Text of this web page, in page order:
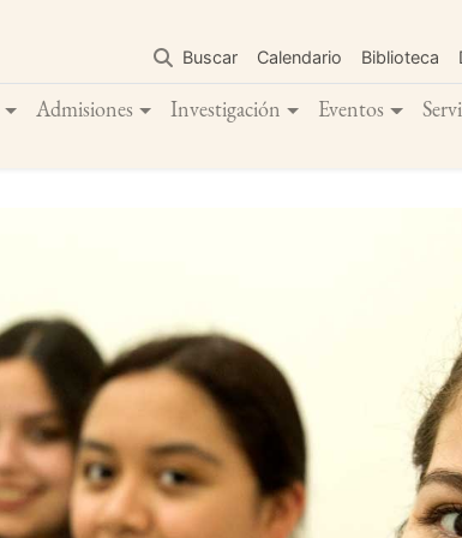
contenido
principal
Buscar Calendario Biblioteca
Admisiones Investigación Eventos